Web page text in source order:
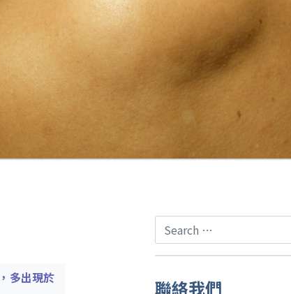
多出現於
Search
聯絡我們